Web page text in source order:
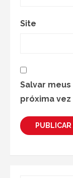
Site
Salvar
próxima